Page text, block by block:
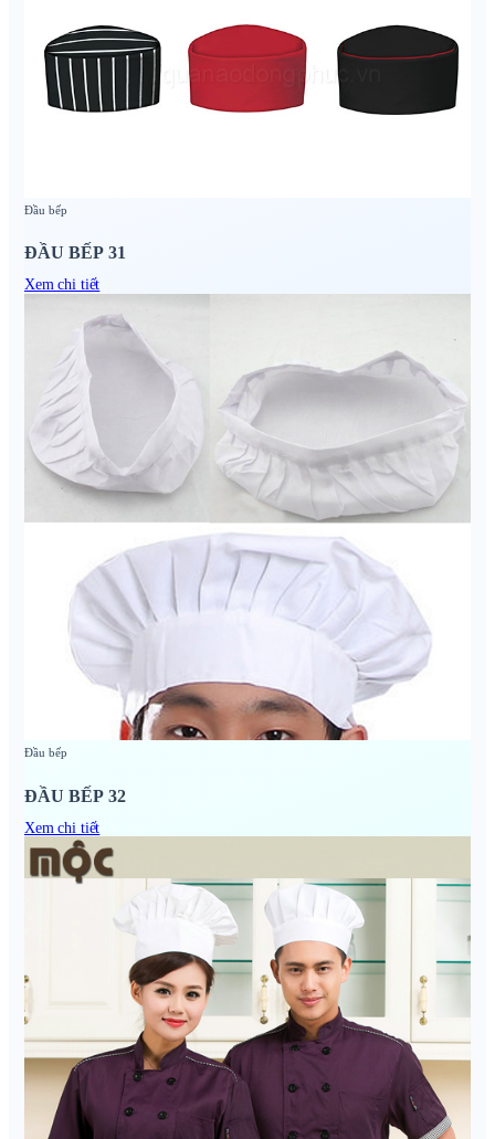
Đầu bếp
ĐẦU BẾP 31
Xem chi tiết
Đầu bếp
ĐẦU BẾP 32
Xem chi tiết